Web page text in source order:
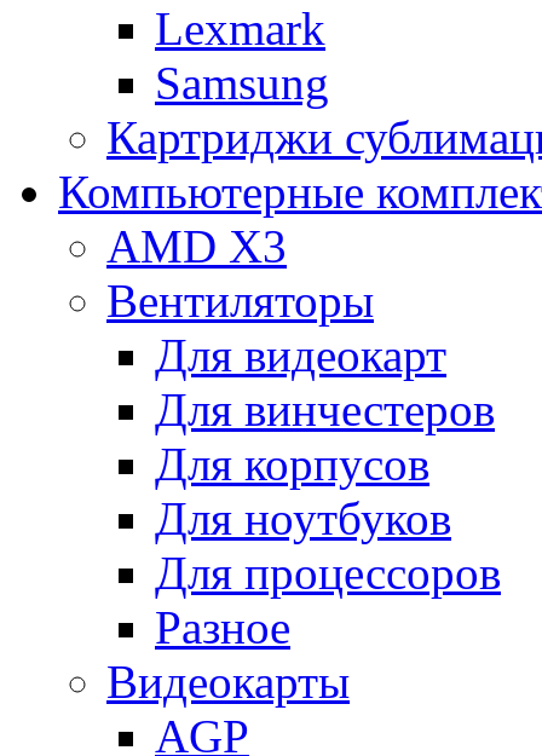
Lexmark
Samsung
Картриджи
Компьютерные
AMD X3
Вентиляторы
Для видеокарт
Для винчестеров
Для корпусов
Для ноутбуков
Для процессоров
Разное
Видеокарты
AGP